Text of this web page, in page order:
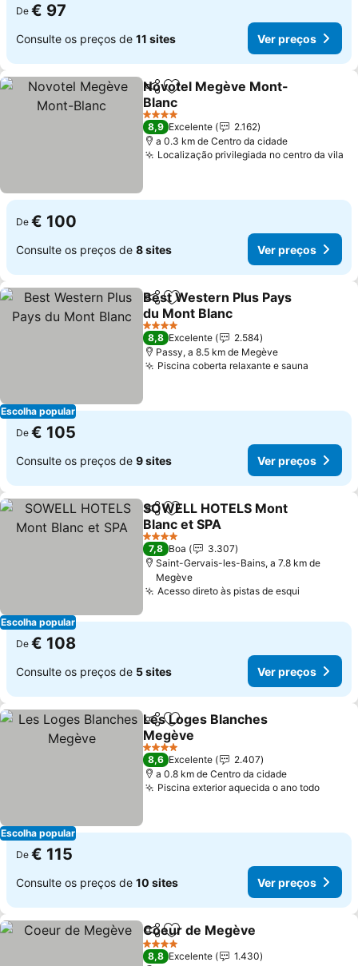
De € 97
Consulte os preços de 11 sites Ver preços
PartilharAdicionar aos favoritos
Novotel Megève Mont-
Blanc
4 Estrelas
8,9 Excelente
2.162
a 0.3 km de Centro da cidade
Localização privilegiada no centro da vila
De € 100
Consulte os preços de 8 sites Ver preços
Escolha popular
PartilharAdicionar aos favoritos
Best Western Plus Pays
du Mont Blanc
4 Estrelas
8,8 Excelente
2.584
Passy, a 8.5 km de Megève
Piscina coberta relaxante e sauna
De € 105
Consulte os preços de 9 sites Ver preços
Escolha popular
PartilharAdicionar aos favoritos
SOWELL HOTELS Mont
Blanc et SPA
4 Estrelas
7,8 Boa
3.307
Saint-Gervais-les-Bains, a 7.8 km de
Megève
Acesso direto às pistas de esqui
De € 108
Consulte os preços de 5 sites Ver preços
Escolha popular
PartilharAdicionar aos favoritos
Les Loges Blanches
Megève
4 Estrelas
8,6 Excelente
2.407
a 0.8 km de Centro da cidade
Piscina exterior aquecida o ano todo
De € 115
Consulte os preços de 10 sites Ver preços
PartilharAdicionar aos favoritos
Coeur de Megève
4 Estrelas
8,8 Excelente
1.430